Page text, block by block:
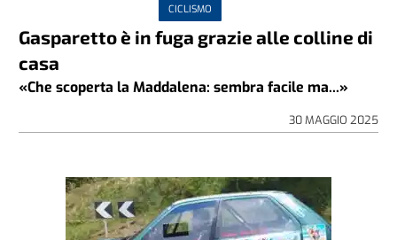
CICLISMO
Gasparetto è in fuga grazie alle colline di
casa
«Che scoperta la Maddalena: sembra facile ma...»
30 MAGGIO 2025